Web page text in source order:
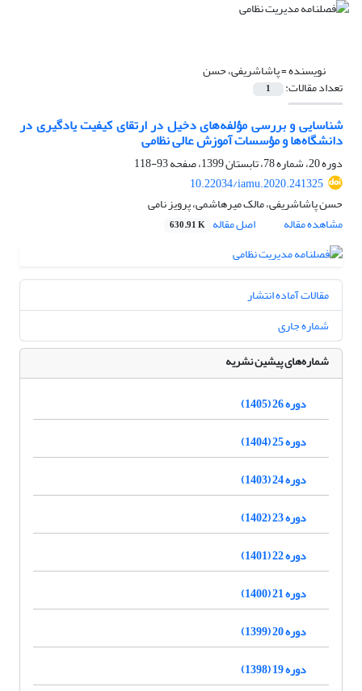
نویسنده =پاشاشریفی، حسن
تعداد مقالات: 1
شناسایی و بررسی مؤلفه‌های دخیل در ارتقای کیفیت یادگیری در
دانشگاه‌ها و مؤسسات آموزش عالی نظامی
دوره 20، شماره 78، تابستان 1399، صفحه
93-118
10.22034/iamu.2020.241325
حسن پاشاشریفی، مالک میرهاشمی، پرویز نامی
مشاهده مقاله
اصل مقاله 630.91 K
مقالات آماده انتشار
شماره جاری
شماره‌های پیشین نشریه
دوره 26 (1405)
دوره 25 (1404)
دوره 24 (1403)
دوره 23 (1402)
دوره 22 (1401)
دوره 21 (1400)
دوره 20 (1399)
دوره 19 (1398)